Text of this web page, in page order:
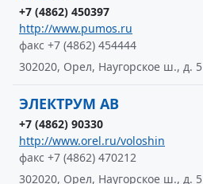
+7 (4862) 450397
http://www.pumos.ru
факс +7 (4862) 454444
302020, Орел, Наугорское ш., д. 5
ЭЛЕКТРУМ АВ
+7 (4862) 90330
http://www.orel.ru/voloshin
факс +7 (4862) 470212
302020, Орел, Наугорское ш., д. 5